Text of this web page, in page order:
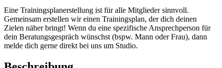
Eine Trainingsplanerstellung ist für alle Mitglieder sinnvoll.
Gemeinsam erstellen wir einen Trainingsplan, der dich deinen
Zielen näher bringt! Wenn du eine spezifische Ansprechperson für
dein Beratungsgespräch wünschst (bspw. Mann oder Frau), dann
melde dich gerne direkt bei uns um Studio.